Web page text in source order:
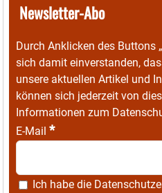
Newsletter-Abo
Durch Anklicken des Buttons
sich damit einverstanden,
unsere aktuellen Artikel und
können sich jederzeit von
Informationen zum
E-Mail *
Ich habe die